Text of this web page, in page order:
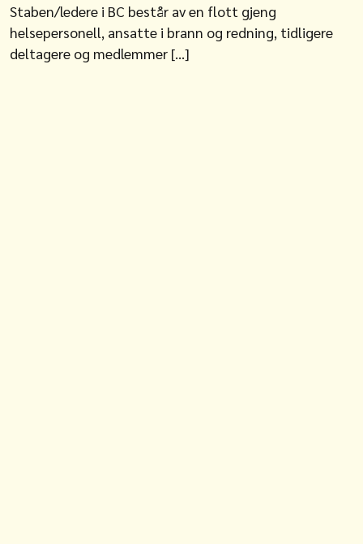
Staben/ledere i BC består av en flott gjeng
helsepersonell, ansatte i brann og redning, tidligere
deltagere og medlemmer […]